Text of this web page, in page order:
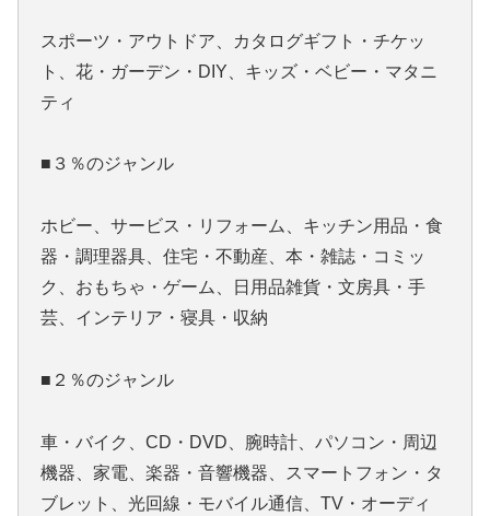
スポーツ・アウトドア、カタログギフト・チケッ
ト、花・ガーデン・DIY、キッズ・ベビー・マタニ
ティ
■３％のジャンル
ホビー、サービス・リフォーム、キッチン用品・食
器・調理器具、住宅・不動産、本・雑誌・コミッ
ク、おもちゃ・ゲーム、日用品雑貨・文房具・手
芸、インテリア・寝具・収納
■２％のジャンル
車・バイク、CD・DVD、腕時計、パソコン・周辺
機器、家電、楽器・音響機器、スマートフォン・タ
ブレット、光回線・モバイル通信、TV・オーディ